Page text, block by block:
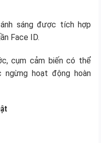
sáng được tích hợp
Face ID.
cụm cảm biến có thể
ngừng hoạt động hoàn